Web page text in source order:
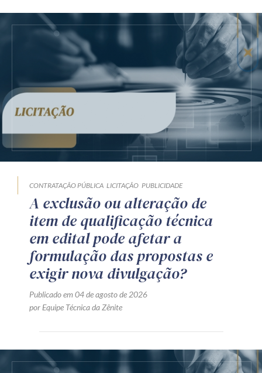
CONTRATAÇÃO PÚBLICA LICITAÇÃO PUBLICIDADE
A exclusão ou alteração de
item de qualificação técnica
em edital pode afetar a
formulação das propostas e
exigir nova divulgação?
Publicado em 04 de agosto de 2026
por Equipe Técnica da Zênite